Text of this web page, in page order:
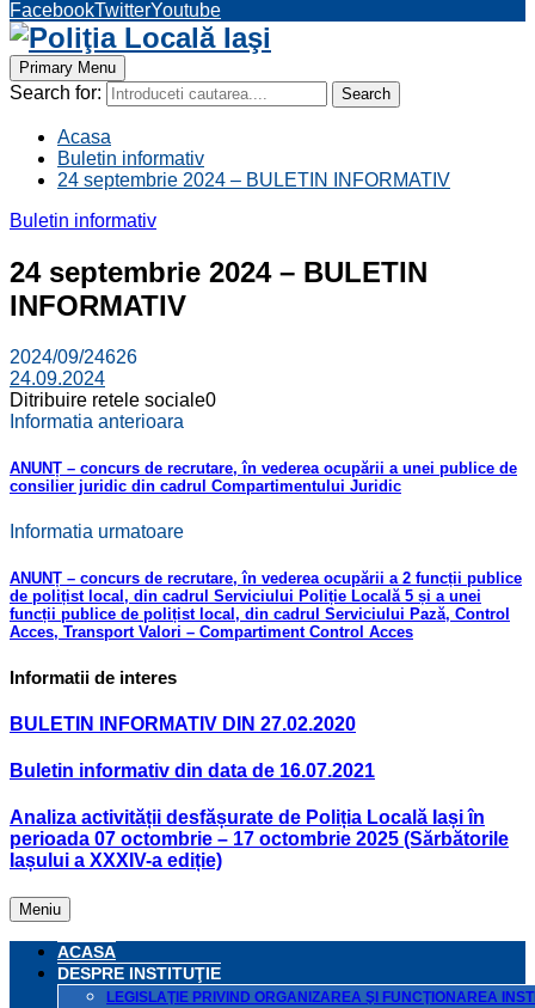
FacebookTwitterYoutube
Primary Menu
Search for: Search
Acasa
Buletin informativ
24 septembrie 2024 – BULETIN INFORMATIV
Buletin informativ
24 septembrie 2024 – BULETIN
INFORMATIV
2024/09/24626
24.09.2024
Ditribuire retele sociale0
Informatia anterioara
ANUNȚ – concurs de recrutare, în vederea ocupării a unei publice de
consilier juridic din cadrul Compartimentului Juridic
Informatia urmatoare
ANUNȚ – concurs de recrutare, în vederea ocupării a 2 funcții publice
de polițist local, din cadrul Serviciului Poliție Locală 5 și a unei
funcții publice de polițist local, din cadrul Serviciului Pază, Control
Acces, Transport Valori – Compartiment Control Acces
Informatii de interes
BULETIN INFORMATIV DIN 27.02.2020
Buletin informativ din data de 16.07.2021
Analiza activității desfășurate de Poliția Locală Iași în
perioada 07 octombrie – 17 octombrie 2025 (Sărbătorile
Iașului a XXXIV-a ediție)
Meniu
ACASA
DESPRE INSTITUŢIE
LEGISLAŢIE PRIVIND ORGANIZAREA ŞI FUNCŢIONAREA